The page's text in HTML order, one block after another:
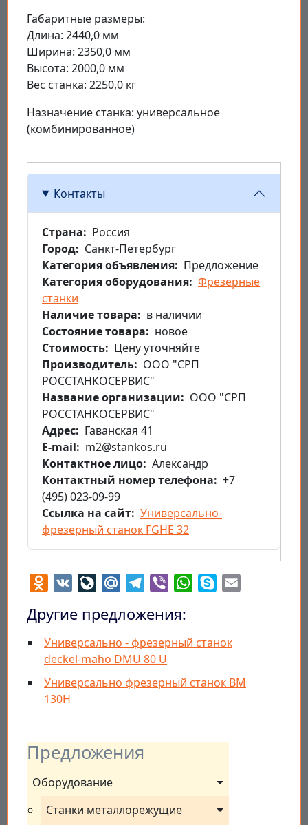
Предложения
Оборудование
Станки металлорежущие
Габаритные размеры:
Длина: 2440,0 мм
Ширина: 2350,0 мм
Высота: 2000,0 мм
Вес станка: 2250,0 кг
Назначение станка: универсальное
(комбинированное)
Контакты
Страна
Россия
Город
Санкт-Петербург
Категория объявления
Предложение
Категория оборудования Фрезерные
станки
Наличие товара
в наличии
Состояние товара
новое
Стоимость
Цену уточняйте
Производитель
ООО "СРП
РОССТАНКОСЕРВИС"
Название организации
ООО "СРП
РОССТАНКОСЕРВИС"
Aдрес
Гаванская 41
E-mail
m2@stankos.ru
Контактное лицо Александр
Контактный номер телефона
+7
(495) 023-09-99
Ссылка на сайт Универсально-
фрезерный станок FGHE 32
Odnoklassniki
VK LiveJournal
Mail.RuTelegram
Viber WhatsApp
Skype
Другие предложения:
Универсально - фрезерный станок
deckel-maho DMU 80 U
Универсально фрезерный станок ВМ
130Н